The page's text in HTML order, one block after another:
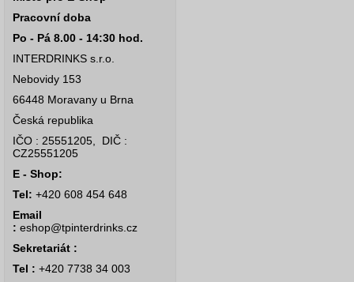
Pracovní doba
Po - Pá 8.00 - 14:30 hod.
INTERDRINKS s.r.o.
Nebovidy 153
66448 Moravany u Brna
Česká republika
IČO : 25551205, DIČ :
CZ25551205
E - Shop:
Tel: +420 608 454 648
Email
: eshop@tpinterdrinks.cz
Sekretariát :
Tel : +420 7738 34 003